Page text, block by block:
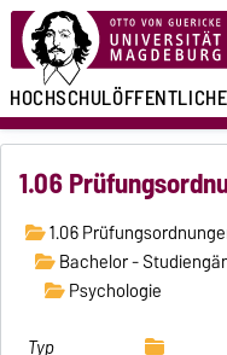
HOCHSCHULÖFFENTLICHE
1.06
1.06
Bachelor -
Psychologie